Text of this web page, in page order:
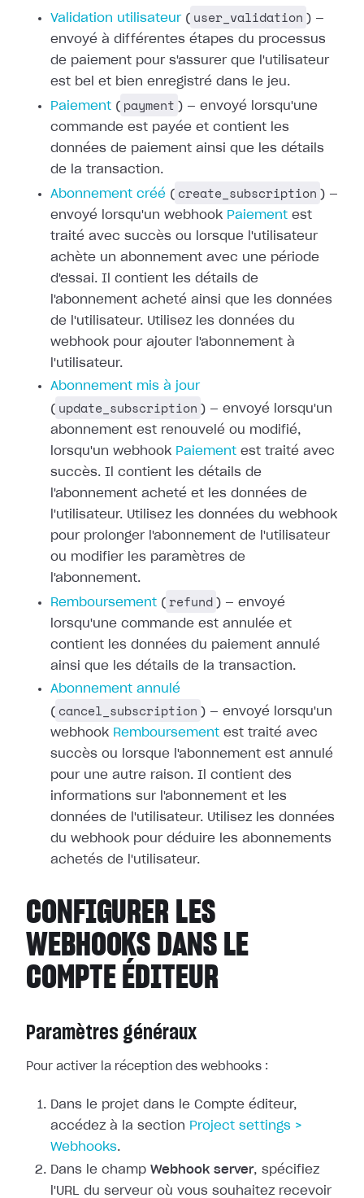
Validation utilisateur ( user_validation ) —
envoyé à différentes étapes du processus
de paiement pour s'assurer que l'utilisateur
est bel et bien enregistré dans le jeu.
Paiement ( payment ) — envoyé lorsqu'une
commande est payée et contient les
données de paiement ainsi que les détails
de la transaction.
Abonnement créé ( create_subscription ) —
envoyé lorsqu'un webhook Paiement est
traité avec succès ou
lorsque l'utilisateur
achète un abonnement avec une période
d'essai. Il contient les détails de
l'abonnement acheté ainsi que les données
de l'utilisateur. Utilisez les données du
webhook pour ajouter l'abonnement à
l'utilisateur.
Abonnement mis à jour
( update_subscription ) — envoyé lorsqu'un
abonnement est renouvelé ou modifié,
lorsqu'un webhook Paiement est traité avec
succès. Il contient les détails de
l'abonnement acheté et les données de
l'utilisateur. Utilisez les données du webhook
pour prolonger l'abonnement de l'utilisateur
ou modifier les paramètres de
l'abonnement.
Remboursement ( refund ) — envoyé
lorsqu'une commande est annulée et
contient les données du paiement annulé
ainsi que les détails de la transaction.
Abonnement annulé
( cancel_subscription ) — envoyé lorsqu'un
webhook Remboursement est traité avec
succès ou
lorsque l'abonnement est annulé
pour une autre raison. Il contient des
informations sur l'abonnement et les
données de l'utilisateur. Utilisez les données
du webhook pour déduire les abonnements
achetés de l'utilisateur.
CONFIGURER LES
WEBHOOKS DANS LE
COMPTE ÉDITEUR
Paramètres généraux
Pour activer la réception des webhooks :
Dans le projet dans le Compte éditeur,
accédez à la section Project settings >
Webhooks.
Dans le champ Webhook server, spécifiez
l'URL du serveur où vous souhaitez recevoir